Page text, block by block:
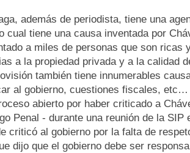
además de periodista, tiene una
cual tiene una causa inventada por
a miles de personas que son ricas
a la propiedad privada y a la calidad
también tiene innumerables
al gobierno, cuestiones fiscales, etc…
abierto por haber criticado a
Penal - durante una reunión de la SIP
criticó al gobierno por la falta de
dijo que el gobierno debe ser